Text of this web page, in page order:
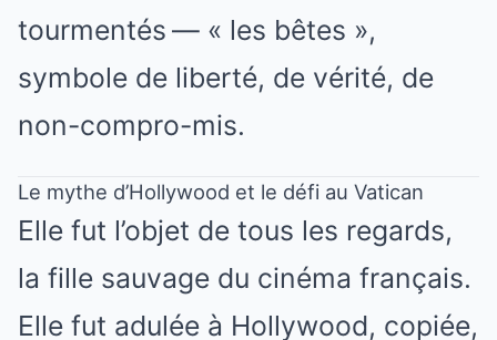
tourmentés — « les bêtes »,
symbole de liberté, de vérité, de
non-compro-mis.
Le mythe d’Hollywood et le défi au Vatican
Elle fut l’objet de tous les regards,
la fille sauvage du cinéma français.
Elle fut adulée à Hollywood, copiée,